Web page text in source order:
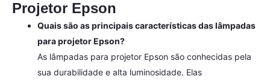
Projetor Epson
Quais são as principais características das lâmpadas
para projetor Epson?
As lâmpadas para projetor Epson são conhecidas pela
sua durabilidade e alta luminosidade. Elas